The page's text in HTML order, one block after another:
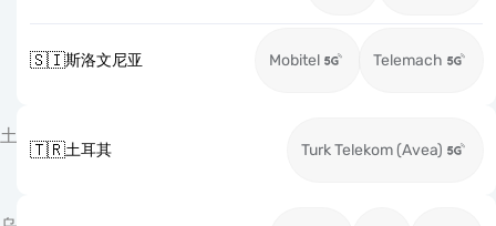
🇸🇮斯洛文尼亚 Mobitel Telemach
土
🇹🇷土耳其 Turk Telekom (Avea)